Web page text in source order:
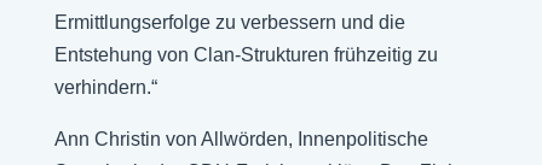
Ermittlungserfolge zu verbessern und die
Entstehung von Clan-Strukturen frühzeitig zu
verhindern.“
Ann Christin von Allwörden, Innenpolitische